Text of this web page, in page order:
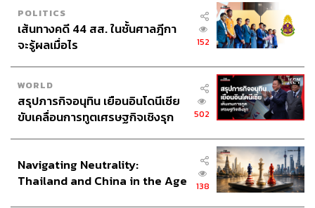
อยากทำให้ดี เป็นคนละเอียดมาก อย่างการทำธุรกิจของริต้า
ริต้าก็คุมเองทั้งหมด มีพนักงาน 40 กว่าคน สร้างแบรนด์มา
ตั้งแต่ไม่มีอะไรเลย จนตอนนี้ธุรกิจเติบโตมากขึ้นแล้ว ราย
ละเอียดทุกอย่างมันเยอะไปหมด ซึ่งเป็นสิ่งที่ริต้าไม่เคยได้
ถ่ายทอดออกมาว่าเรามีส่วนนี้ คนเห็นเราผ่านหน้ากล้อง แต่
ไม่เคยเห็นเราในฐานะผู้บริหารงานต่างๆ
มาเป็นเมนเทอร์ที่ต้องสอนคนมันเหมือนเดจาวูที่ได้เห็นตัวเรา
เองสมัยทำงานในวงการบันเทิงใหม่ๆ ไหมครับ
ริต้าเห็นตัวเองมากๆ เลยค่ะ ก่อนที่จะมาเป็นเมนเทอร์ ริต้าก็
POLITICS
เส้นทางคดี 44 สส. ในชั้นศาลฎีกา
จะรู้ผลเมื่อไร
152
WORLD
สรุปภารกิจอนุทิน เยือนอินโดนีเซีย
ขับเคลื่อนการทูตเศรษฐกิจเชิงรุก
502
Navigating Neutrality:
Thailand and China in the Age
138